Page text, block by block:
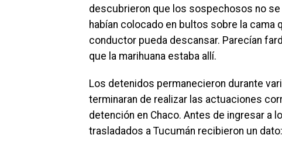
descubrieron que los sospechosos no
habían colocado en bultos sobre la cama
conductor pueda descansar. Parecían
que la marihuana estaba allí.
Los detenidos permanecieron durante
terminaran de realizar las actuaciones
detención en Chaco. Antes de ingresar a
trasladados a Tucumán recibieron un